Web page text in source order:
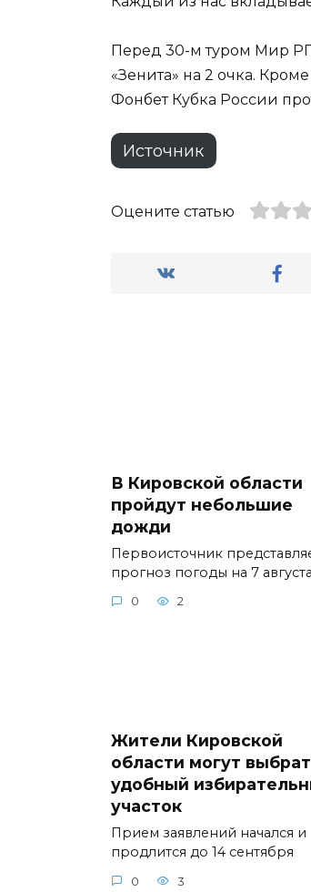
Перед 30-м туром Мир
«Зенита» на 2 очка.
Фонбет Кубка России
Источник
Оцените статью
В Кировской области
пройдут небольшие
дожди
Первоисточник
прогноз погоды на 7
0 2
Жители Кировской
области могут
удобный
участок
Прием заявлений начался и
продлится до 14 сентября
0 3